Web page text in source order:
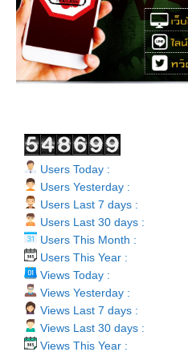
Users Today :
Users Yesterday :
Users Last 7 days :
Users Last 30 days :
Users This Month :
Users This Year :
Views Today :
Views Yesterday :
Views Last 7 days :
Views Last 30 days :
Views This Year :